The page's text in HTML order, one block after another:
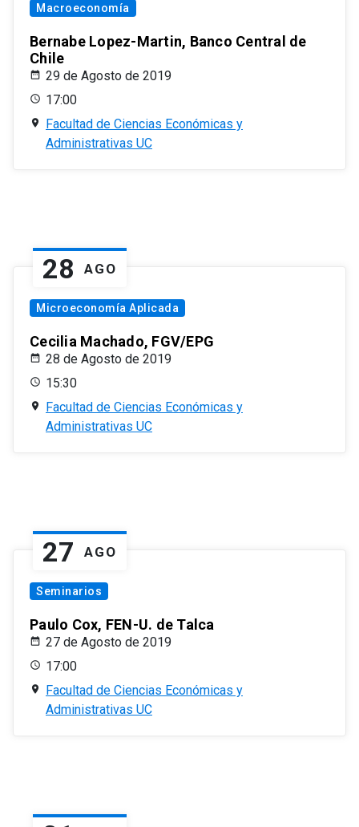
Macroeconomía
Bernabe Lopez-Martin, Banco Central de
Chile
29 de Agosto de 2019
17:00
Facultad de Ciencias Económicas y
Administrativas UC
28 AGO
Microeconomía Aplicada
Cecilia Machado, FGV/EPG
28 de Agosto de 2019
15:30
Facultad de Ciencias Económicas y
Administrativas UC
27 AGO
Seminarios
Paulo Cox, FEN-U. de Talca
27 de Agosto de 2019
17:00
Facultad de Ciencias Económicas y
Administrativas UC